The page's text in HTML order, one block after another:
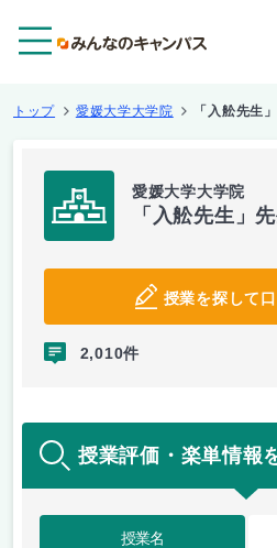
トップ 愛媛大学大学院 「入舩先生
愛媛大学大学院
「入舩先生」
授業を探して
2,010件
授業評価・楽単情報
授業名